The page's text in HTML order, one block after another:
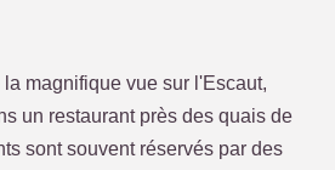
magnifique vue sur l'Escaut,
un restaurant près des quais de
sont souvent réservés par des